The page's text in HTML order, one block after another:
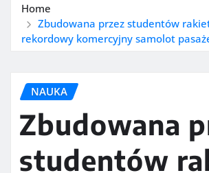
Home
Zbudowana przez studentów
rekordowy komercyjny samolot
NAUKA
Zbudowana
studentów